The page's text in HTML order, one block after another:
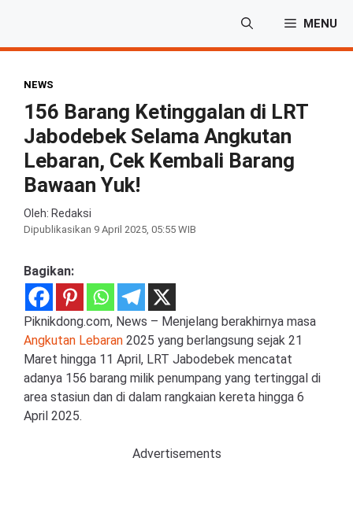
isi
MENU
NEWS
156 Barang Ketinggalan di LRT
Jabodebek Selama Angkutan
Lebaran, Cek Kembali Barang
Bawaan Yuk!
Oleh: Redaksi
Dipublikasikan 9 April 2025, 05:55 WIB
Bagikan:
Piknikdong.com, News – Menjelang berakhirnya masa
Angkutan Lebaran 2025 yang berlangsung sejak 21
Maret hingga 11 April, LRT Jabodebek mencatat
adanya 156 barang milik penumpang yang tertinggal di
area stasiun dan di dalam rangkaian kereta hingga 6
April 2025.
Advertisements